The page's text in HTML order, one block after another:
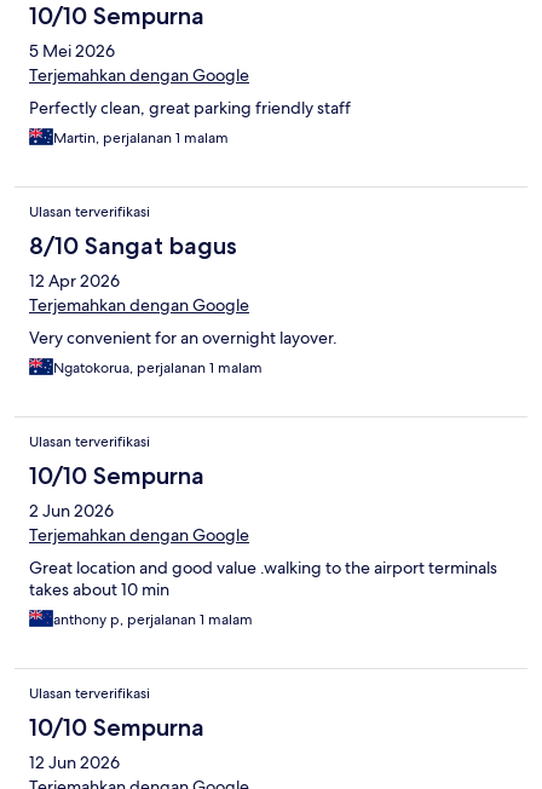
10/10 Sempurna
5 Mei 2026
Terjemahkan dengan Google
Perfectly clean, great parking friendly staff
Martin, perjalanan 1 malam
Ulasan terverifikasi
8/10 Sangat bagus
12 Apr 2026
Terjemahkan dengan Google
Very convenient for an overnight layover.
Ngatokorua, perjalanan 1 malam
Ulasan terverifikasi
10/10 Sempurna
2 Jun 2026
Terjemahkan dengan Google
Great location and good value .walking to the airport terminals
takes about 10 min
anthony p, perjalanan 1 malam
Ulasan terverifikasi
10/10 Sempurna
12 Jun 2026